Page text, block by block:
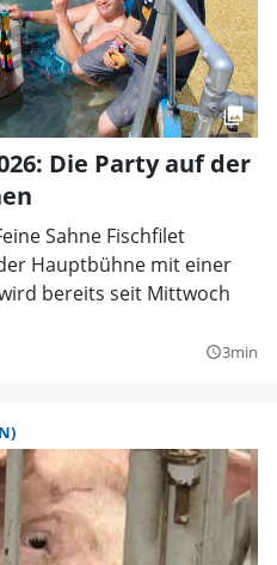
Die Party auf der
Sahne Fischfilet
Hauptbühne mit einer
bereits seit Mittwoch
query_builder3min